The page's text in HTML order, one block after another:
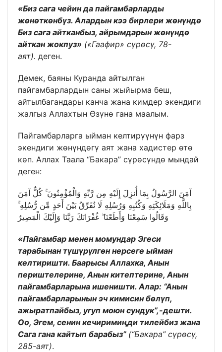
«Биз сага чейин да пайгамбарларды
жөнөткөнбүз. Алардын кээ бирлери жөнүндө
Биз сага айтканбыз, айрымдарын жөнүндө
айткан жокпуз» («Гаафир» сүрөсү, 78-
аят). деген.
Демек, баяны Куранда айтылган
пайгамбарлардын саны жыйырма беш,
айтылбагандары канча жана кимдер экендиги
жалгыз Аллахтын Өзүнө гана маалым.
Пайгамбарларга ыйман келтирүүнүн фарз
экендиги жөнүндөгү аят жана хадистер өтө
көп. Аллах Таала “Бакара” сүрөсүндө мындай
деген:
آمَنَ الرَّسُولُ بِمَا أُنزِلَ إِلَيْهِ مِن رَّبِّهِ وَالْمُؤْمِنُونَ ۚ كُلٌّ آمَنَ
بِاللَّهِ وَمَلَائِكَتِهِ وَكُتُبِهِ وَرُسُلِهِ لَا نُفَرِّقُ بَيْنَ أَحَدٍ مِّن رُّسُلِهِ ۚ
وَقَالُوا سَمِعْنَا وَأَطَعْنَا ۖ غُفْرَانَكَ رَبَّنَا وَإِلَيْكَ الْمَصِيرُ
«Пайгамбар менен момундар Эгеси
тарабынан түшүрүлгөн нерсеге ыйман
келтиришти. Баарысы Аллахка, Анын
периштелерине, Анын китептерине, Анын
пайгамбарларына ишеништи. Алар: “Анын
пайгамбарларынын эч кимисин бөлүп,
ажыратпайбыз, угуп моюн сундук”,-дешти.
Оо, Эгем, сенин кечиримиңди тилейбиз жана
Сага гана кайтып барабыз” (“Бакара” сүрөсү,
285-аят).